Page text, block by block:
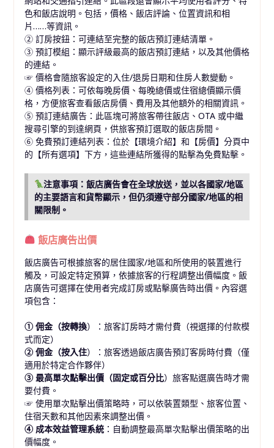
色和飯店說明。包括，價格、飯店評論、位置資訊和相
片……等資訊。
② 訂房按鈕：可連結至完整的飯店預訂連結清單。
③ 預訂模組：顯示評級最高的飯店預訂連結，以及其他價格
的連結。
☞價格會隨旅客設定的入住/退房日期和住房人數變動。
④ 價格列表：可依每晚房價、每晚總價或住宿總價顯示價
格，方便旅客查看飯店房價、費用及其他額外的相關資訊。
⑤ 預訂連結廣告：此區塊可將旅客帶往飯店、 OTA 或中繼
搜尋引擎的到達網頁，供旅客預訂選取的飯店房間。
⑥ 免費預訂連結列表：位於【環境介紹】和【房價】分頁中
的【所有選項】下方，這些連結所獲得的點擊為免費點擊。
注意事項：飯店廣告會在全球放送，並以各國家/地區
的主要語言和貨幣顯示，但仍須遵守部分國家/地區的相
關限制。
飯店廣告出價
飯店廣告可根據旅客的居住國家/地區和所使用的裝置進行
觸及，可設定特定預算，依據旅客的行程調整出價幅度。飯
店廣告可選擇在使用者完成訂房或點擊廣告時出價。內容選
項包含：
① 佣金（按轉換）：旅客訂房時才需付費（視選擇的付款模
式而定）
② 佣金（按入住）：旅客透過飯店廣告預訂客房時付費（僅
適用於特定合作夥伴）
③ 最高單次點擊出價（固定或百分比）旅客點選廣告時才需
要付費。
☞使用單次點擊出價策略時，可以依裝置類型、旅客位置、
住宿天數和其他因素來調整出價。
④ 成本效益管理系統：自動調整最高單次點擊出價策略的出
價幅度。